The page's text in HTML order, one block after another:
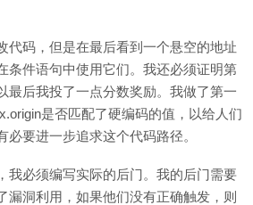
代码，但是在最后看到一个悬空的地址
条件语句中使用它们。我还必须证明第
最后我投了一点分数奖励。我做了第一
是否匹配了硬编码的值，以给人们
要进一步追求这个代码路径。
我必须编写实际的后门。我的后门需要
漏洞利用，如果他们没有正确触发，则